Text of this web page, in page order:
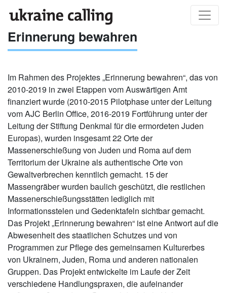
Erinnerung bewahren
Im Rahmen des Projektes „Erinnerung bewahren“, das von
2010-2019 in zwei Etappen vom Auswärtigen Amt
finanziert wurde (2010-2015 Pilotphase unter der Leitung
vom AJC Berlin Office, 2016-2019 Fortführung unter der
Leitung der Stiftung Denkmal für die ermordeten Juden
Europas), wurden insgesamt 22 Orte der
Massenerschießung von Juden und Roma auf dem
Territorium der Ukraine als authentische Orte von
Gewaltverbrechen kenntlich gemacht. 15 der
Massengräber wurden baulich geschützt, die restlichen
Massenerschießungsstätten lediglich mit
Informationsstelen und Gedenktafeln sichtbar gemacht.
Das Projekt „Erinnerung bewahren“ ist eine Antwort auf die
Abwesenheit des staatlichen Schutzes und von
Programmen zur Pflege des gemeinsamen Kulturerbes
von Ukrainern, Juden, Roma und anderen nationalen
Gruppen. Das Projekt entwickelte im Laufe der Zeit
verschiedene Handlungspraxen, die aufeinander